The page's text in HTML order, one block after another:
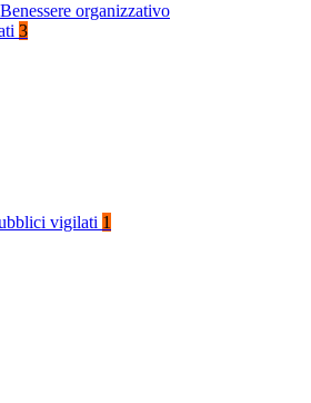
Benessere organizzativo
3
vigilati 1